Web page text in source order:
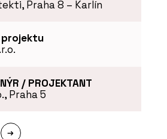
Praha 8 – Karlín
projektu
/ PROJEKTANT
Praha 5